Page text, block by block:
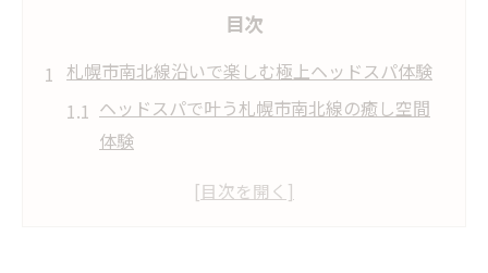
目次
札幌市南北線沿いで楽しむ極上ヘッドスパ体験
ヘッドスパで叶う札幌市南北線の癒し空間
体験
ヘッドスパ専門店で深いリラクゼーション